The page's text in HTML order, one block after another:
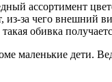
ассортимент
за чего внешний
обивка
маленькие дети.